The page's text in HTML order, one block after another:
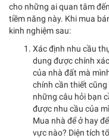
cho những ai quan tâm
tiềm năng này. Khi mua
kinh nghiệm sau:
Xác định nhu cầu
dung được chính
của nhà đất mà
chính cần thiết cũng
những câu hỏi bạn
được nhu cầu của
Mua nhà để ở hay
vực nào? Diện tích